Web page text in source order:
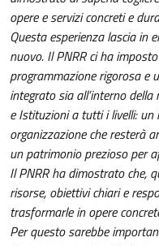
opere e servizi concreti e
Questa esperienza lascia in
nuovo. Il PNRR ci ha
programmazione rigorosa e
integrato sia all’interno
e Istituzioni a tutti i livelli: un
organizzazione che resterà
un patrimonio prezioso per
Il PNRR ha dimostrato che,
risorse, obiettivi chiari e
trasformarle in opere
Per questo sarebbe